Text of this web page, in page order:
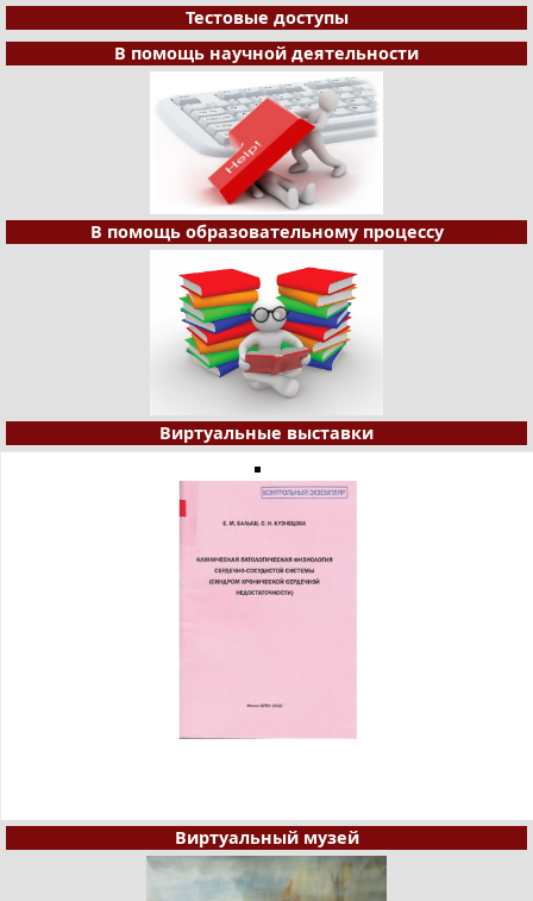
Тестовые доступы
В помощь научной деятельности
В помощь образовательному процессу
Виртуальные выставки
Виртуальный музей